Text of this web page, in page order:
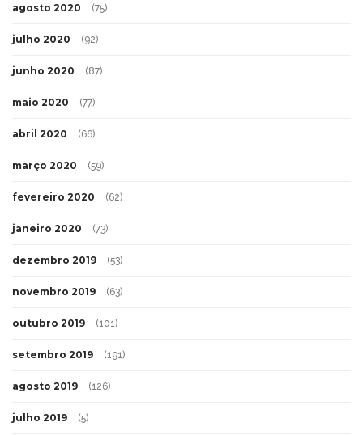
agosto 2020 (75)
julho 2020 (92)
junho 2020 (87)
maio 2020 (77)
abril 2020 (66)
março 2020 (59)
fevereiro 2020 (62)
janeiro 2020 (73)
dezembro 2019 (53)
novembro 2019 (63)
outubro 2019 (101)
setembro 2019 (191)
agosto 2019 (126)
julho 2019 (5)